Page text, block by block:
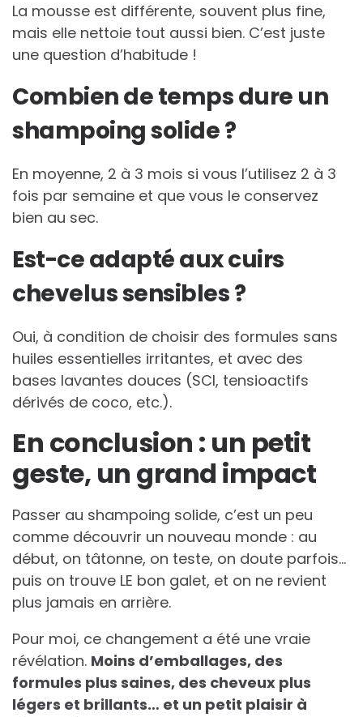
La mousse est différente, souvent plus fine,
mais elle nettoie tout aussi bien. C’est juste
une question d’habitude !
Combien de temps dure un
shampoing solide ?
En moyenne, 2 à 3 mois si vous l’utilisez 2 à 3
fois par semaine et que vous le conservez
bien au sec.
Est-ce adapté aux cuirs
chevelus sensibles ?
Oui, à condition de choisir des formules sans
huiles essentielles irritantes, et avec des
bases lavantes douces (SCI, tensioactifs
dérivés de coco, etc.).
En conclusion : un petit
geste, un grand impact
Passer au shampoing solide, c’est un peu
comme découvrir un nouveau monde : au
début, on tâtonne, on teste, on doute parfois…
puis on trouve LE bon galet, et on ne revient
plus jamais en arrière.
Pour moi, ce changement a été une vraie
révélation. Moins d’emballages, des
formules plus saines, des cheveux plus
légers et brillants… et un petit plaisir à